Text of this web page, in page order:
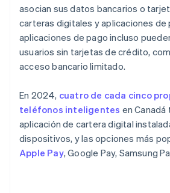
asocian sus datos bancarios o
carteras digitales y aplicaciones de
aplicaciones de pago incluso
usuarios sin tarjetas de crédito,
acceso bancario limitado.
En 2024, cuatro de cada cinco
teléfonos inteligentes en Canadá
aplicación de cartera digital
dispositivos, y las opciones más
Apple Pay, Google Pay, Samsung